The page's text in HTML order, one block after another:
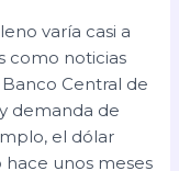
varía casi a
como noticias
Central de
demanda de
el dólar
hace unos meses